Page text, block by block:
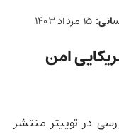
امن
در توییتر منتشر